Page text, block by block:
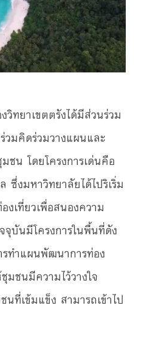
ทยาเขตตรังได้มีส่วนร่วม
วมคิดร่วมวางแผนและ
ชน โดยโครงการเด่นคือ
ซึ่งมหาวิทยาลัยได้ไปริเริ่ม
เที่ยวเพื่อสนองความ
บันมีโครงการในพื้นที่ดัง
ทำแผนพัฒนาการท่อง
มชนมีความไว้วางใจ
นที่เข้มแข็ง สามารถเข้าไป